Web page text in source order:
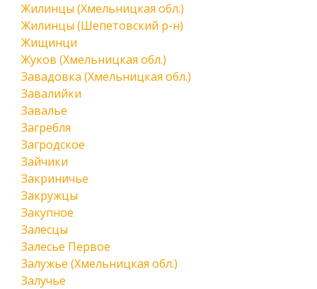
Жилинцы (Хмельницкая обл.)
Жилинцы (Шепетовский р-н)
Жищинци
Жуков (Хмельницкая обл.)
Завадовка (Хмельницкая обл.)
Завалийки
Завалье
Загребля
Загродское
Зайчики
Закриничье
Закружцы
Закупное
Залесцы
Залесье Первое
Залужье (Хмельницкая обл.)
Залучье